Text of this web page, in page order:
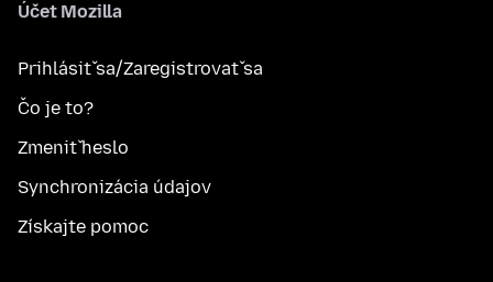
Účet Mozilla
Prihlásiť sa/Zaregistrovať sa
Čo je to?
Zmeniť heslo
Synchronizácia údajov
Získajte pomoc